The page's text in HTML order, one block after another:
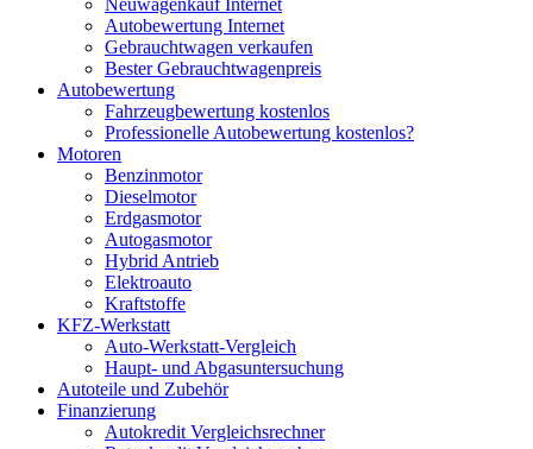
Neuwagenkauf Internet
Autobewertung Internet
Gebrauchtwagen verkaufen
Bester Gebrauchtwagenpreis
Autobewertung
Fahrzeugbewertung kostenlos
Professionelle Autobewertung kostenlos?
Motoren
Benzinmotor
Dieselmotor
Erdgasmotor
Autogasmotor
Hybrid Antrieb
Elektroauto
Kraftstoffe
KFZ-Werkstatt
Auto-Werkstatt-Vergleich
Haupt- und Abgasuntersuchung
Autoteile und Zubehör
Finanzierung
Autokredit Vergleichsrechner